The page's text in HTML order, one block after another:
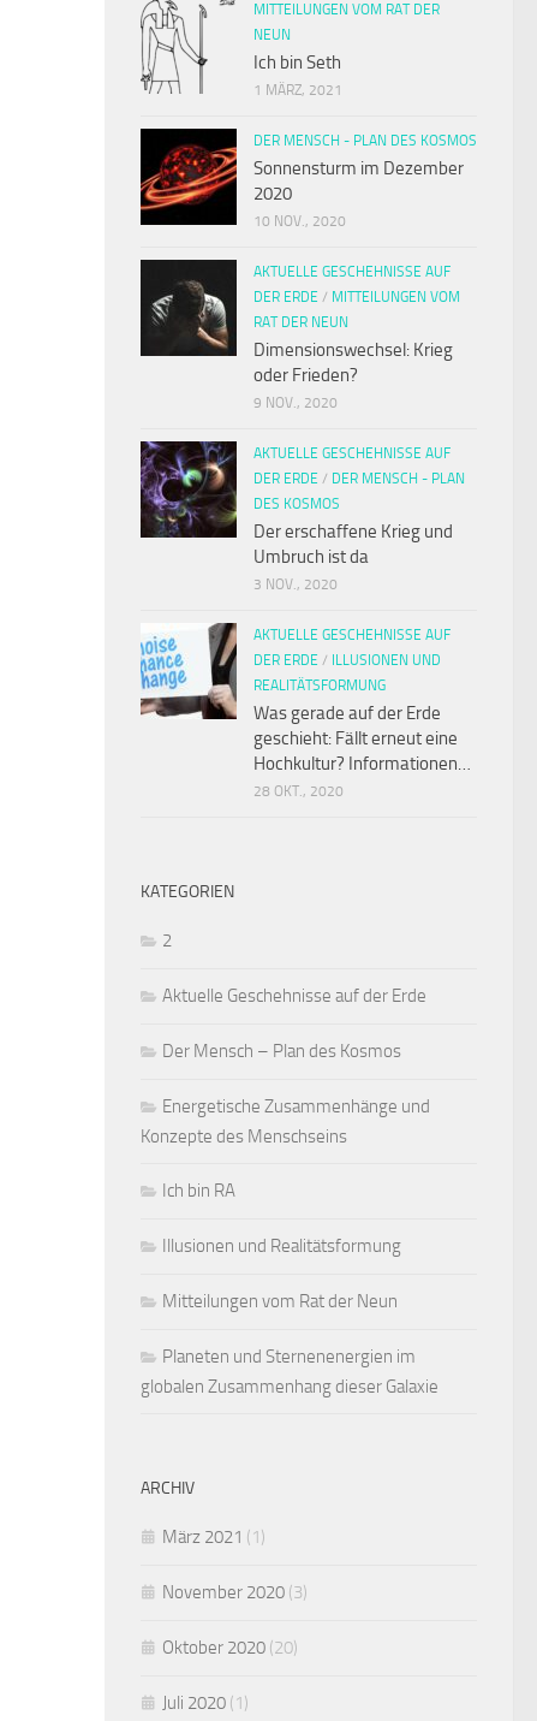
MITTEILUNGEN VOM RAT DER
NEUN
Ich bin Seth
1 MÄRZ, 2021
DER MENSCH - PLAN DES KOSMOS
Sonnensturm im Dezember
2020
10 NOV., 2020
AKTUELLE GESCHEHNISSE AUF
DER ERDE / MITTEILUNGEN VOM
RAT DER NEUN
Dimensionswechsel: Krieg
oder Frieden?
9 NOV., 2020
AKTUELLE GESCHEHNISSE AUF
DER ERDE / DER MENSCH - PLAN
DES KOSMOS
Der erschaffene Krieg und
Umbruch ist da
3 NOV., 2020
AKTUELLE GESCHEHNISSE AUF
DER ERDE /
ILLUSIONEN UND
REALITÄTSFORMUNG
Was gerade auf der Erde
geschieht: Fällt erneut eine
Hochkultur? Informationen…
28 OKT., 2020
KATEGORIEN
2
Aktuelle Geschehnisse auf der Erde
Der Mensch – Plan des Kosmos
Energetische Zusammenhänge und
Konzepte des Menschseins
Ich bin RA
Illusionen und Realitätsformung
Mitteilungen vom Rat der Neun
Planeten und Sternenenergien im
globalen Zusammenhang dieser Galaxie
ARCHIV
März 2021 (1)
November 2020 (3)
Oktober 2020 (20)
Juli 2020 (1)